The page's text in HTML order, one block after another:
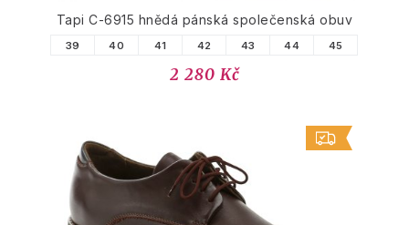
Tapi C-6915 hnědá pánská společenská obuv
39 40 41 42 43 44 45
2 280 Kč